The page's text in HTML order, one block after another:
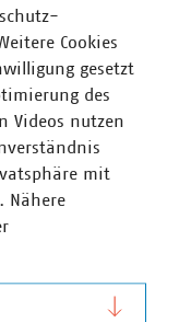
der
geht
„Konzept zur
aus der
und in das
Es
der in den
der Schutz von
Cookies
gesetzt
des
Videos nutzen
mit
Nähere